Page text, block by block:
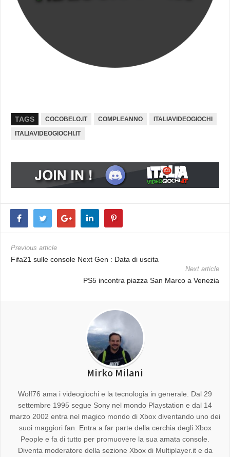
TAGS COCOBELO.IT COMPLEANNO
ITALIAVIDEOGIOCHI
ITALIAVIDEOGIOCHI.IT
Previous article
Fifa21 sulle console Next Gen : Data di uscita
Next article
PS5 incontra piazza San Marco a Venezia
Mirko Milani
Wolf76 ama i videogiochi e la tecnologia in generale. Dal 29
settembre 1995 segue Sony nel mondo Playstation e dal 14
marzo 2002 entra nel magico mondo di Xbox diventando uno dei
suoi maggiori fan. Entra a far parte della cerchia degli Xbox
People e fa di tutto per promuovere la sua amata console.
Diventa moderatore della sezione Xbox di Multiplayer.it e da